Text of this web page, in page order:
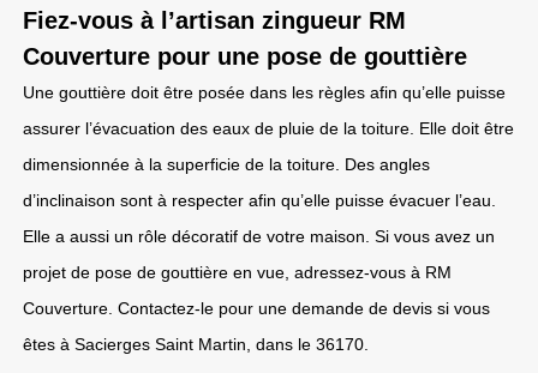
Fiez-vous à l’artisan zingueur RM
Couverture pour une pose de gouttière
Une gouttière doit être posée dans les règles afin qu’elle puisse
assurer l’évacuation des eaux de pluie de la toiture. Elle doit être
dimensionnée à la superficie de la toiture. Des angles
d’inclinaison sont à respecter afin qu’elle puisse évacuer l’eau.
Elle a aussi un rôle décoratif de votre maison. Si vous avez un
projet de pose de gouttière en vue, adressez-vous à RM
Couverture. Contactez-le pour une demande de devis si vous
êtes à Sacierges Saint Martin, dans le 36170.